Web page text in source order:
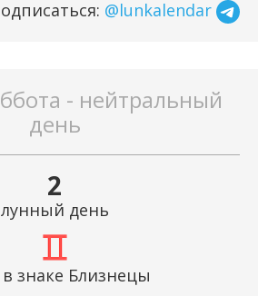
@lunkalendar
- нейтральный
день
2
лунный день
знаке Близнецы